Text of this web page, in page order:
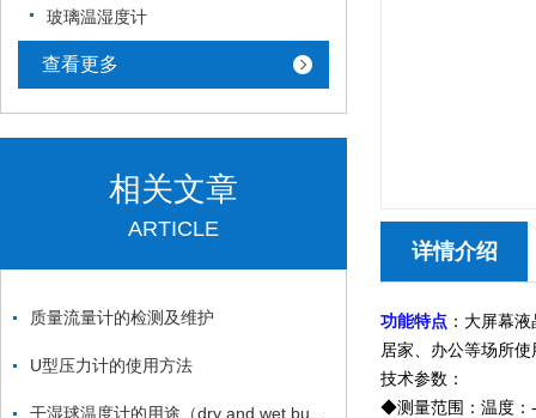
玻璃温湿度计
查看更多
相关文章
ARTICLE
质量流量计的检测及维护
U型压力计的使用方法
详情介绍
功能特点 ：大屏幕
居家、办公等场所使
技术参数：
◆测量范围：温度